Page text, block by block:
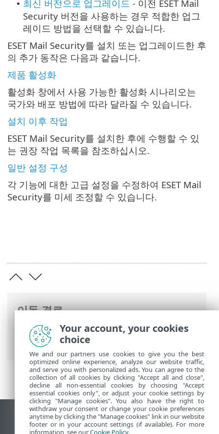
이동 경로
ESET 온라인 도움말>ESET Mail Security>
설치/업그레이드> 설치 준비
• 최신 버전으로 업그레이드 - 이전 ESET Mail
Security 버전을 사용하는 경우 적합한 업그
레이드 방법을 선택할 수 있습니다.
ESET Mail Security를 설치 또는 업그레이드한 후
의 추가 동작은 다음과 같습니다.
제품 활성화
활성화 창에서 사용 가능한 활성화 시나리오는
국가와 배포 방법에 따라 달라질 수 있습니다.
설치 이후 작업
ESET Mail Security를 설치한 후에 수행할 수 있
는 권장 작업 목록을 참조하십시오.
일반 설정 구성
각 기능에 대한 고급 설정을 수정하여 ESET Mail
Security를 미세 조정할 수 있습니다.
데스크톱 사이트 보기
Your account, your cookies
choice
We and our partners use cookies to give you the best
optimized online experience, analyze our website traffic,
and serve you with personalized ads. You can agree to the
collection of all cookies by clicking "Accept all and close",
decline all non-essential cookies by choosing "Accept
essential cookies only", or adjust your cookie settings by
clicking "Manage cookies". You also have the right to
withdraw your consent or change your cookie preferences
anytime by clicking the "Manage cookies" link in our website
footer or in your account settings (if available). For more
information, see ourCookie Policy.